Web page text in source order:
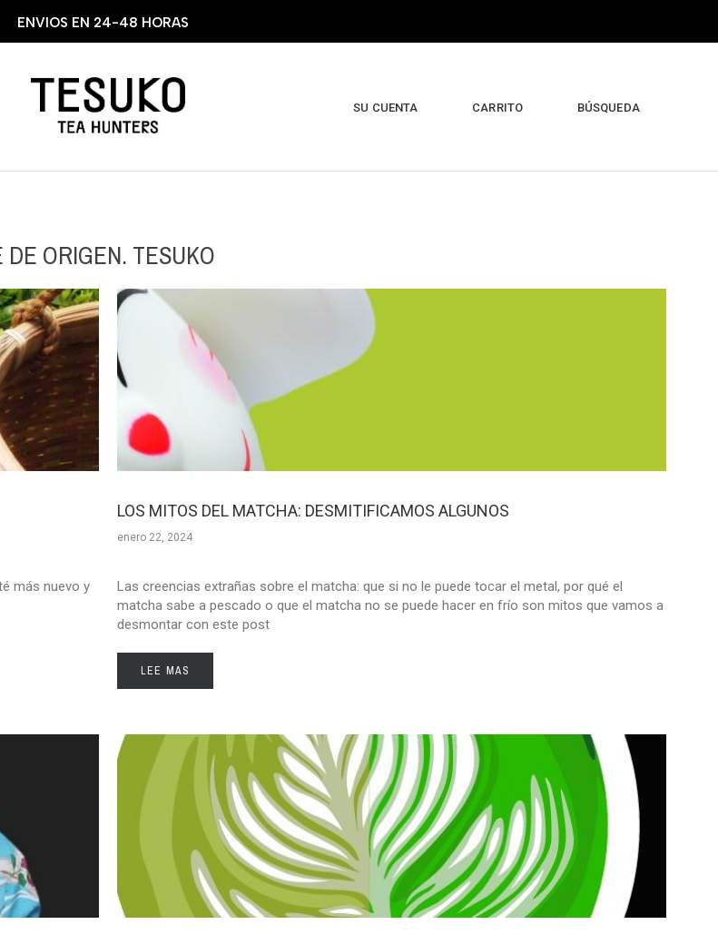
ENVIOS EN 24-48 HORAS
SU CUENTA CARRITO BÚSQUEDA
ORIGEN. TESUKO
más nuevo y
LOS MITOS DEL MATCHA: DESMITIFICAMOS ALGUNOS
enero 22, 2024
Las creencias extrañas sobre el matcha: que si no le puede tocar el metal, por qué el
matcha sabe a pescado o que el matcha no se puede hacer en frío son mitos que vamos a
desmontar con este post
LEE MAS